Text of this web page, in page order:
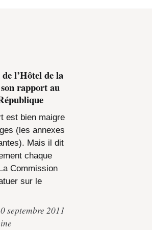
l’Hôtel de la
rapport au
est bien maigre
(les annexes
Mais il dit
chaque
Commission
sur le
septembre 2011